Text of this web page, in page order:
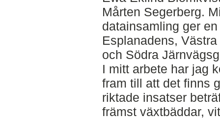
Mårten Segerberg.
datainsamling ger
Esplanadens,
och Södra
I mitt arbete har jag
fram till att det finns
riktade insatser
främst växtbäddar,